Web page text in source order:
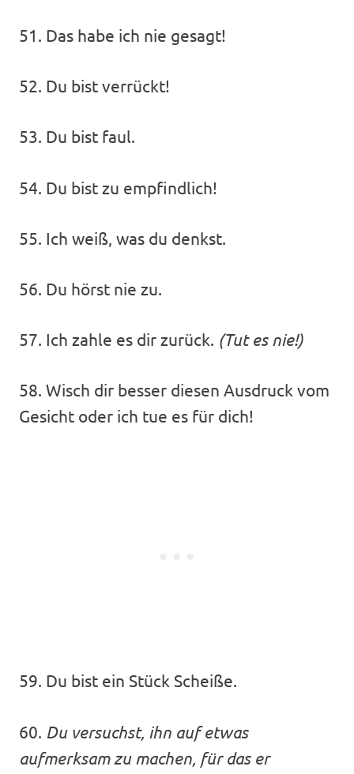
51. Das habe ich nie gesagt!
52. Du bist verrückt!
53. Du bist faul.
54. Du bist zu empfindlich!
55. Ich weiß, was du denkst.
56. Du hörst nie zu.
57. Ich zahle es dir zurück. (Tut es nie!)
58. Wisch dir besser diesen Ausdruck vom
Gesicht oder ich tue es für dich!
59. Du bist ein Stück Scheiße.
60. Du versuchst, ihn auf etwas
aufmerksam zu machen, für das er